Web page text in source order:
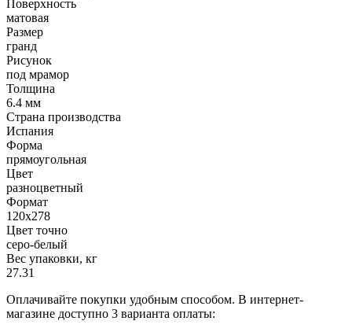
Поверхность
матовая
Размер
гранд
Рисунок
под мрамор
Толщина
6.4 мм
Страна производства
Испания
Форма
прямоугольная
Цвет
разноцветный
Формат
120х278
Цвет точно
серо-белый
Вес упаковки, кг
27.31
Оплачивайте покупки удобным способом. В интернет-
магазине доступно 3 варианта оплаты: